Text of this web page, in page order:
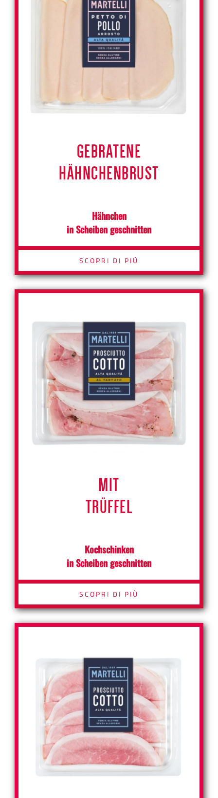
GEBRATENE
HÄHNCHENBRUST
Hähnchen
in Scheiben geschnitten
SCOPRI DI PIÙ
MIT
TRÜFFEL
Kochschinken
in Scheiben geschnitten
SCOPRI DI PIÙ